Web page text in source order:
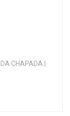
CHAPADA |